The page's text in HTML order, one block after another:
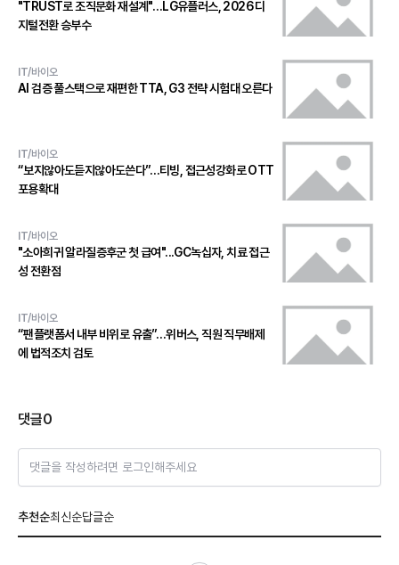
"TRUST로 조직문화 재설계"…LG유플러스, 2026 디
지털전환 승부수
IT/바이오
AI 검증 풀스택으로 재편한 TTA, G3 전략 시험대 오른다
IT/바이오
“보지않아도듣지않아도쓴다”…티빙, 접근성강화로 OTT
포용확대
IT/바이오
"소아희귀 알라질증후군 첫 급여"...GC녹십자, 치료 접근
성 전환점
IT/바이오
“팬플랫폼서 내부 비위로 유출”…위버스, 직원 직무배제
에 법적조치 검토
댓글0
댓글을 작성하려면 로그인해주세요
추천순최신순답글순